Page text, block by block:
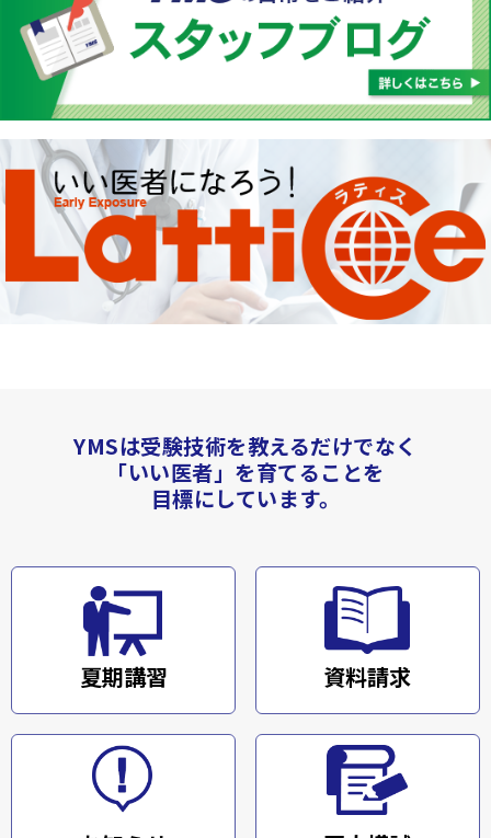
YMSは受験技術を教えるだけでなく
「いい医者」を育てることを
目標にしています。
夏期講習 資料請求